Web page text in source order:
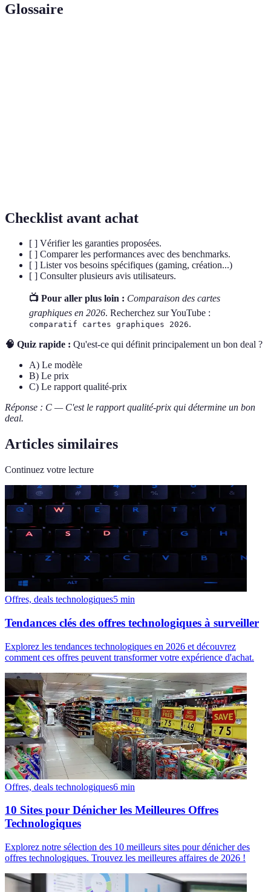
Glossaire
Checklist avant achat
[ ] Vérifier les garanties proposées.
[ ] Comparer les performances avec des benchmarks.
[ ] Lister vos besoins spécifiques (gaming, création...)
[ ] Consulter plusieurs avis utilisateurs.
📺 Pour aller plus loin : Comparaison des cartes
graphiques en 2026. Recherchez sur YouTube :
comparatif cartes graphiques 2026.
🧠 Quiz rapide : Qu'est-ce qui définit principalement un bon deal ?
A) Le modèle
B) Le prix
C) Le rapport qualité-prix
Réponse : C — C'est le rapport qualité-prix qui détermine un bon
deal.
Articles similaires
Continuez votre lecture
Offres, deals technologiques5 min
Tendances clés des offres technologiques à surveiller
Explorez les tendances technologiques en 2026 et découvrez
comment ces offres peuvent transformer votre expérience d'achat.
Offres, deals technologiques6 min
10 Sites pour Dénicher les Meilleures Offres
Technologiques
Explorez notre sélection des 10 meilleurs sites pour dénicher des
offres technologiques. Trouvez les meilleures affaires de 2026 !